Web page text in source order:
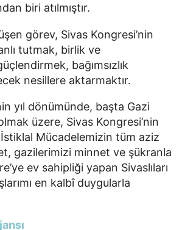
biri atılmıştır.
görev, Sivas Kongresi’nin
tutmak, birlik ve
bağımsızlık
nesillere aktarmaktır.
yıl dönümünde, başta Gazi
üzere, Sivas Kongresi’nin
İstiklal Mücadelemizin tüm aziz
gazilerimizi minnet ve şükranla
ev sahipliği yapan Sivaslıları
en kalbî duygularla